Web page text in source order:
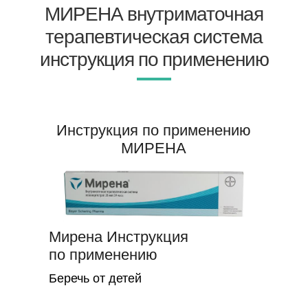
МИРЕНА внутриматочная
терапевтическая система
инструкция по применению
Инструкция по применению
МИРЕНА
Мирена Инструкция
по применению
Беречь от детей